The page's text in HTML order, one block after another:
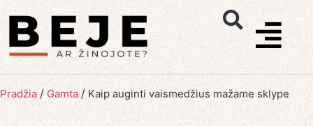
Pradžia / Gamta / Kaip auginti vaismedžius mažame sklype